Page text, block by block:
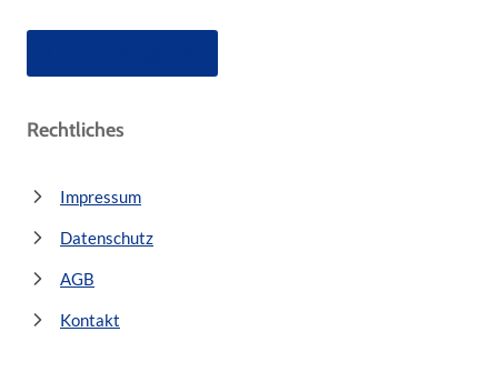
Rechtliches
Impressum
Datenschutz
AGB
Kontakt